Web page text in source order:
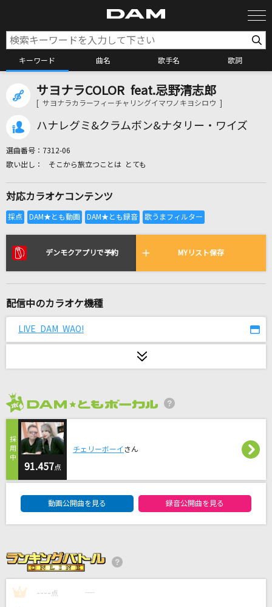
キーワード 曲名 歌手名 歌詞
カラオケ検索
全国りれき
リアルタイムで歌われている曲の一覧
[生音]ツキミソウ
とくべチュ、して
鳥の詩
[生音]幸せ
back number
怪獣の花唄
Vaundy
チキチキバンバン
サヨナラCOLOR feat.忌野清志郎
[ サヨナラカラーフィーチャリングイマワノキヨシロウ ]
ハナレグミ&クラムボン&ナタリー・ワイズ
選曲番号： 7312-06
そこから旅立つことは とても
対応カラオケコンテンツ
デンモクアプリで予約 MYリスト保存
配信中のカラオケ機種
LIVE DAM WAO!
91.457点
チェリーボーイ さん
動画公開曲を見る 録音公開曲を見る
1 ---- 点 ----